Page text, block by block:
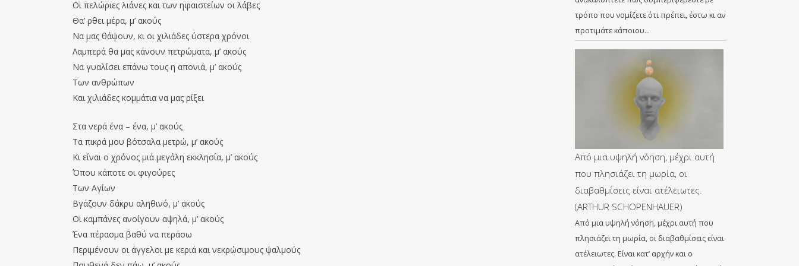
Οι πελώριες λιάνες και των ηφαιστείων οι λάβες
Θα’ ρθει μέρα, μ’ ακούς
Να μας θάψουν, κι οι χιλιάδες ύστερα χρόνοι
Λαμπερά θα μας κάνουν πετρώματα, μ’ ακούς
Να γυαλίσει επάνω τους η απονιά, μ’ ακούς
Των ανθρώπων
Και χιλιάδες κομμάτια να μας ρίξει
Στα νερά ένα – ένα, μ’ ακούς
Τα πικρά μου βότσαλα μετρώ, μ’ ακούς
Κι είναι ο χρόνος μιά μεγάλη εκκλησία, μ’ ακούς
Όπου κάποτε οι φιγούρες
Των Αγίων
Βγάζουν δάκρυ αληθινό, μ’ ακούς
Οι καμπάνες ανοίγουν αψηλά, μ’ ακούς
Ένα πέρασμα βαθύ να περάσω
Περιμένουν οι άγγελοι με κεριά και νεκρώσιμους ψαλμούς
τρόπο που νομίζετε ότι πρέπει, έστω κι αν
προτιμάτε κάποιου…
Από μια υψηλή νόηση, μέχρι αυτή
που πλησιάζει τη μωρία, οι
διαβαθμίσεις είναι ατέλειωτες.
(ARTHUR SCHOPENHAUER)
Από μια υψηλή νόηση, μέχρι αυτή που
πλησιάζει τη μωρία, οι διαβαθμίσεις είναι
ατέλειωτες. Είναι κατ’ αρχήν και ο